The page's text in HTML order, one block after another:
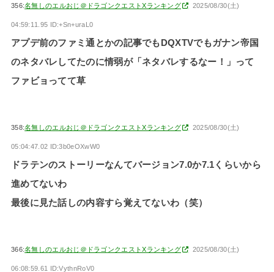
356:名無しのエルおじ＠ドラゴンクエストXランキング 2025/08/30(土)
04:59:11.95 ID:+Sn+uraL0
アプデ前のファミ通とかの記事でもDQXTVでもガナン帝国
のネタバレしてたのに情弱が「ネタバレするなー！」って
ファビョってて草
358:名無しのエルおじ＠ドラゴンクエストXランキング 2025/08/30(土)
05:04:47.02 ID:3b0eOXwW0
ドラテンのストーリーなんてバージョン7.0か7.1くらいから
進めてないわ
最後に見た話しの内容すら覚えてないわ（笑）
366:名無しのエルおじ＠ドラゴンクエストXランキング 2025/08/30(土)
06:08:59.61 ID:VythnRoV0